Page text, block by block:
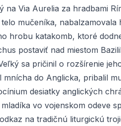
Via Aurelia za hradbami
mučeníka, nabalzamovala
hrobu katakomb, ktoré
postaviť nad miestom
sa pričinil o rozšírenie
do Anglicka, pribalil
desiatky anglických
vo vojenskom odeve
na tradičnú liturgickú